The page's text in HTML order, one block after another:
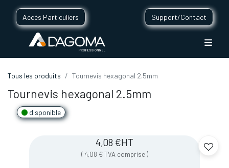
Accès Particuliers Support/Contact
Tous les produits Tournevis hexagonal 2.5mm
Tournevis hexagonal 2.5mm
disponible
4,08 €HT
( 4,08 € TVA comprise )